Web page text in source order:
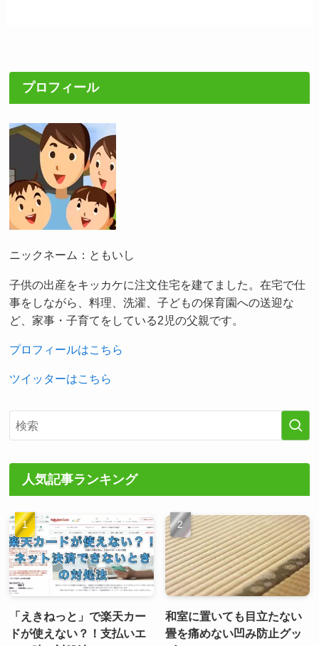
プロフィール
ニックネーム：ともいし
子供の出産をキッカケに注文住宅を建てました。在宅で仕
事をしながら、料理、洗濯、子どもの保育園への送迎な
ど、家事・子育てをしている2児の父親です。
プロフィールはこちら
ツイッターはこちら
人気記事ランキング
「えきねっと」で楽天カー
ドが使えない？！支払いエ
和室に置いても目立たない
畳を痛めない凹み防止グッ